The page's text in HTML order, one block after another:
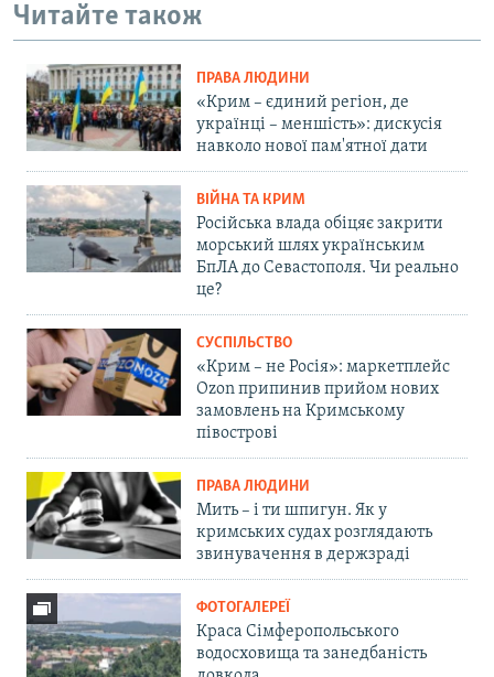
Читайте також
ПРАВА ЛЮДИНИ
«Крим – єдиний регіон, де
українці – меншість»: дискусія
навколо нової пам'ятної дати
ВІЙНА ТА КРИМ
Російська влада обіцяє закрити
морський шлях українським
БпЛА до Севастополя. Чи реально
це?
СУСПІЛЬСТВО
«Крим – не Росія»: маркетплейс
Ozon припинив прийом нових
замовлень на Кримському
півострові
ПРАВА ЛЮДИНИ
Мить – і ти шпигун. Як у
кримських судах розглядають
звинувачення в держзраді
ФОТОГАЛЕРЕЇ
Краса Сімферопольського
водосховища та занедбаність